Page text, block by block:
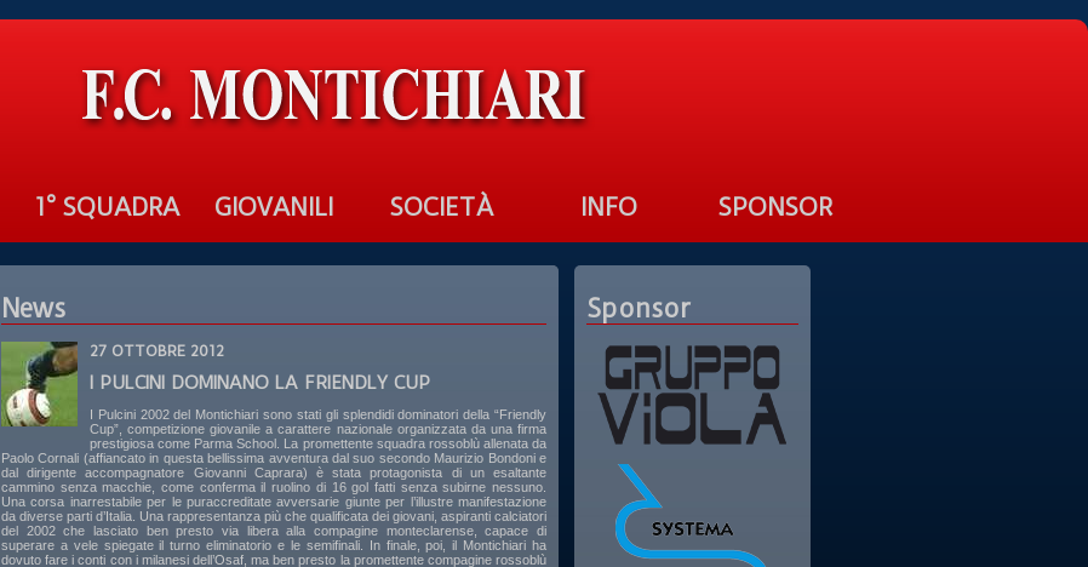
1° SQUADRA GIOVANILI SOCIETÀ INFO SPONSOR
News
27 OTTOBRE 2012
I PULCINI DOMINANO LA FRIENDLY CUP
I Pulcini 2002 del Montichiari sono stati gli splendidi dominatori della “Friendly
Cup”, competizione giovanile a carattere nazionale organizzata da una firma
prestigiosa come Parma School. La promettente squadra rossoblù allenata da
Paolo Cornali (affiancato in questa bellissima avventura dal suo secondo Maurizio Bondoni e
dal dirigente accompagnatore Giovanni Caprara) è stata protagonista di un esaltante
cammino senza macchie, come conferma il ruolino di 16 gol fatti senza subirne nessuno.
Una corsa inarrestabile per le puraccreditate avversarie giunte per l’illustre manifestazione
da diverse parti d’Italia. Una rappresentanza più che qualificata dei giovani, aspiranti calciatori
del 2002 che lasciato ben presto via libera alla compagine monteclarense, capace di
superare a vele spiegate il turno eliminatorio e le semifinali. In finale, poi, il Montichiari ha
dovuto fare i conti con i milanesi dell’Osaf, ma ben presto la promettente compagine rossoblù
Sponsor